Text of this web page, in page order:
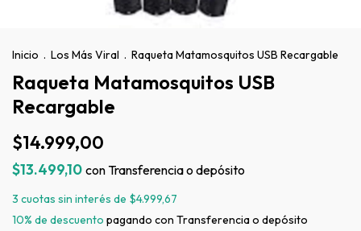
Inicio . Los Más Viral . Raqueta Matamosquitos USB Recargable
Raqueta Matamosquitos USB
Recargable
$14.999,00
$13.499,10 conTransferencia o depósito
3 cuotas sin interés de $4.999,67
10% de descuento pagando con Transferencia o depósito